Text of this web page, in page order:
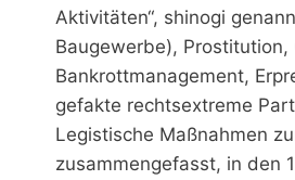
Aktivitäten“, shinogi
Baugewerbe),
Bankrottmanagement,
gefakte rechtsextreme
Legistische Maßnahmen
zusammengefasst, in den